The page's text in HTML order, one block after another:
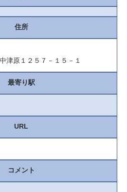
住所
津原１２５７－１５－１
最寄り駅
URL
コメント